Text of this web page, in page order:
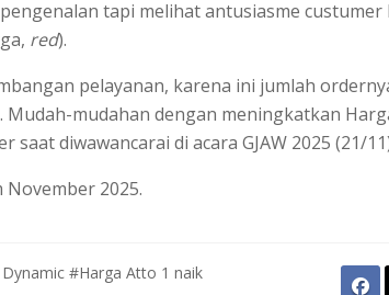
tapi melihat antusiasme
red).
pelayanan, karena ini jumlah
mudahan dengan meningkatkan
diwawancarai di acara GJAW 2025 (21/
2025.
#Harga Atto 1 naik